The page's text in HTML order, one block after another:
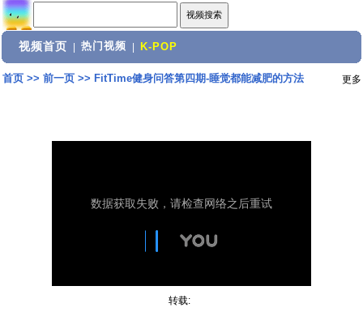
视频首页 热门视频 K-POP
首页>> 前一页>> FitTime健身问答第四期-睡觉都能减肥的方法 更多
转载: